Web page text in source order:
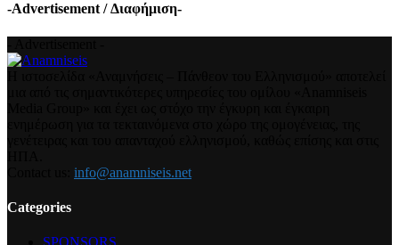
-Advertisement / Διαφήμιση-
info@anamniseis.net
Categories
SPONSORS